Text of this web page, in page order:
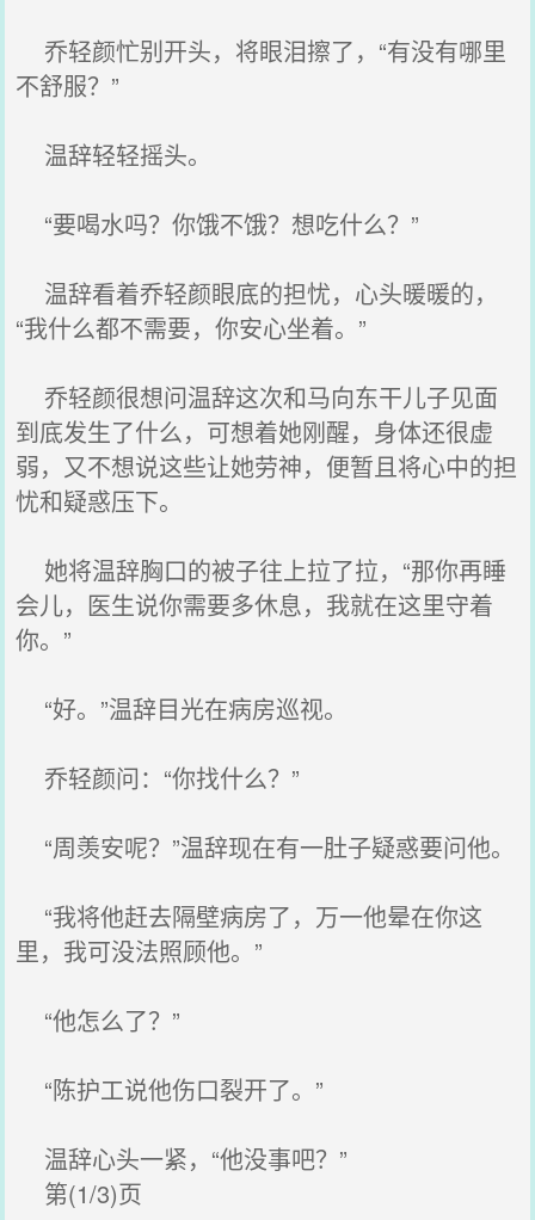
乔轻颜忙别开头，将眼泪擦了，“有没有哪里
不舒服？”
温辞轻轻摇头。
“要喝水吗？你饿不饿？想吃什么？”
温辞看着乔轻颜眼底的担忧，心头暖暖的，
“我什么都不需要，你安心坐着。”
乔轻颜很想问温辞这次和马向东干儿子见面
到底发生了什么，可想着她刚醒，身体还很虚
弱，又不想说这些让她劳神，便暂且将心中的担
忧和疑惑压下。
她将温辞胸口的被子往上拉了拉，“那你再睡
会儿，医生说你需要多休息，我就在这里守着
你。”
“好。”温辞目光在病房巡视。
乔轻颜问：“你找什么？”
“周羡安呢？”温辞现在有一肚子疑惑要问他。
“我将他赶去隔壁病房了，万一他晕在你这
里，我可没法照顾他。”
“他怎么了？”
“陈护工说他伤口裂开了。”
温辞心头一紧，“他没事吧？”
第(1/3)页